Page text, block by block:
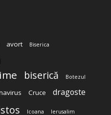
avort Biserica
biserică Botezul
Cruce dragoste
Icoana Ierusalim